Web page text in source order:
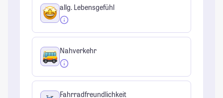
allg. Lebensgefühl
Nahverkehr
Fahrradfreundlichkeit